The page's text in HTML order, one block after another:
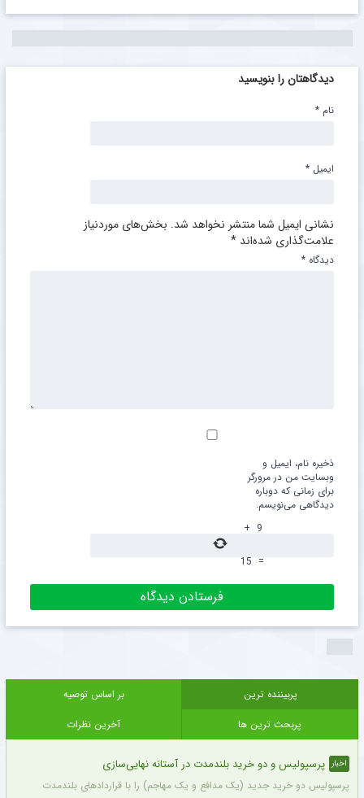
دیدگاهتان را بنویسید
نشانی ایمیل شما منتشر نخواهد شد. بخش‌های موردنیاز
علامت‌گذاری شده‌اند *
دیدگاه *
نام *
ایمیل *
ذخیره نام، ایمیل و
وبسایت من در مرورگر
برای زمانی که دوباره
دیدگاهی می‌نویسم.
9
+
=
15
پربیننده ترین
بر اساس توصیه
پربحث ترین ها
آخرین نظرات
اخبار پرسپولیس و دو خرید بلندمدت در آستانه نهایی‌سازی
پرسپولیس دو خرید جدید (یک مدافع و یک مهاجم) را با قراردادهای بلندمدت نهایی کرده